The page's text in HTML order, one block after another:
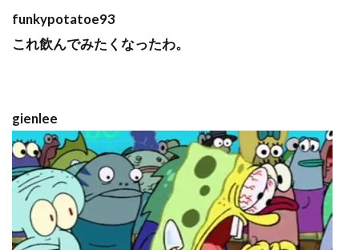
funkypotatoe93
これ飲んでみたくなったわ。
gienlee